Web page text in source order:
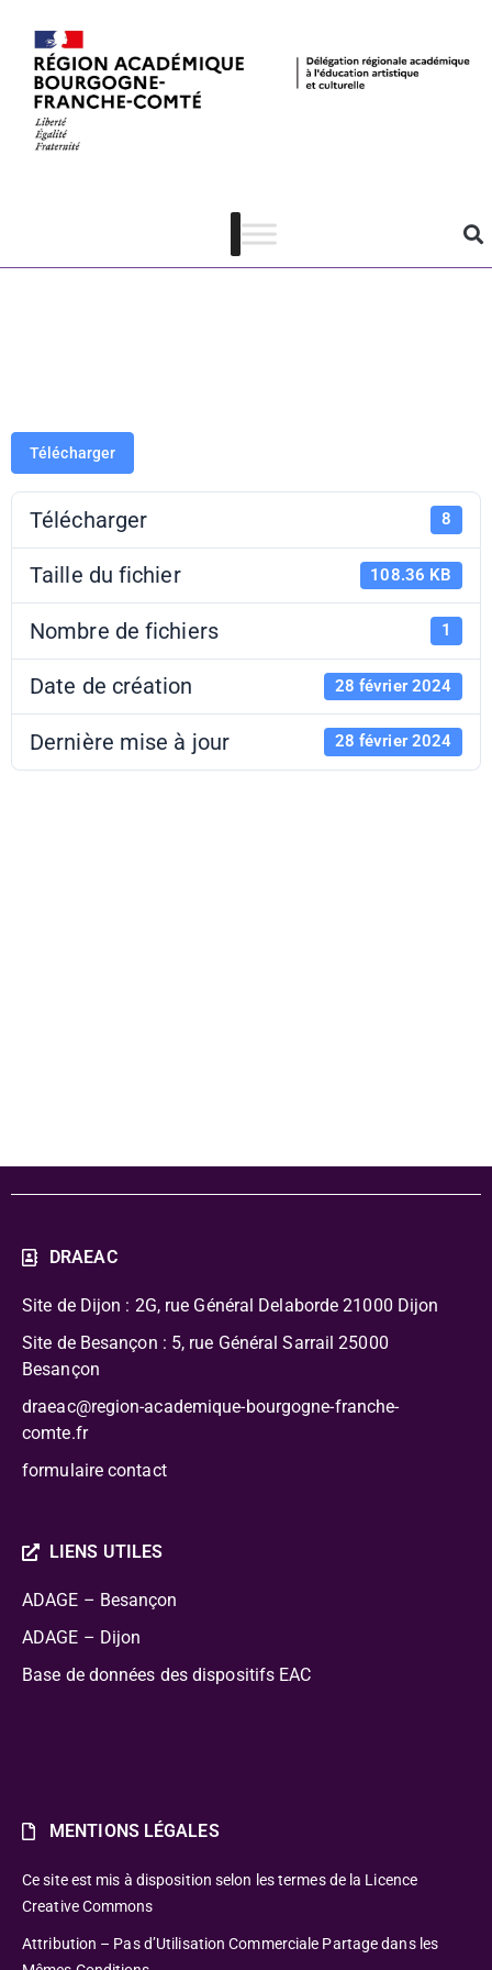
Musée Zervos
pédagogique
Télécharger
Télécharger 8
Taille du fichier 108.36 KB
Nombre de fichiers 1
Date de création 28 février 2024
Dernière mise à jour 28 février 2024
DRAEAC
Site de Dijon : 2G, rue Général Delaborde 21000 Dijon
Site de Besançon : 5, rue Général Sarrail 25000
Besançon
draeac@region-academique-bourgogne-franche-
comte.fr
formulaire contact
LIENS UTILES
ADAGE – Besançon
ADAGE – Dijon
Base de données des dispositifs EAC
MENTIONS LÉGALES
Ce site est mis à disposition selon les termes de la Licence
Creative Commons
Attribution – Pas d’Utilisation Commerciale Partage dans les